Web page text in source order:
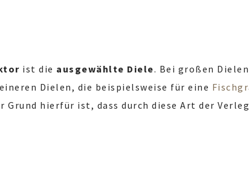
ist die ausgewählte Diele. Bei großen
Dielen, die beispielsweise für eine
Grund hierfür ist, dass durch diese Art der